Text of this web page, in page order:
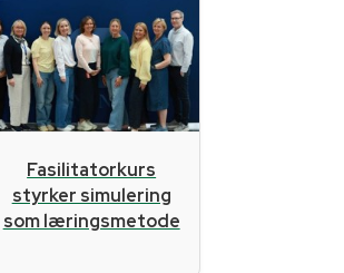
Fasilitatorkurs
styrker simulering
som læringsmetode